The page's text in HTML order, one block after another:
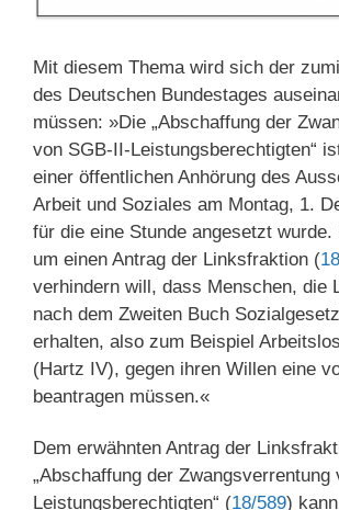
Mit diesem Thema wird sich der
des Deutschen Bundestages
müssen: »Die „Abschaffung der
von SGB-II-Leistungsberechtigten“
einer öffentlichen Anhörung des
Arbeit und Soziales am Montag, 1.
für die eine Stunde angesetzt wurde.
um einen Antrag der Linksfraktion (
verhindern will, dass Menschen, die
nach dem Zweiten Buch
erhalten, also zum Beispiel
(Hartz IV), gegen ihren Willen eine
beantragen müssen.«
Dem erwähnten Antrag der
„Abschaffung der Zwangsverrentung
Leistungsberechtigten“ (18/589)